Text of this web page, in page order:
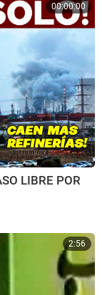
00:00:00
LIBRE POR
2:56